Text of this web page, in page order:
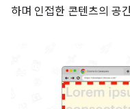
하며 인접한 콘텐츠의 공